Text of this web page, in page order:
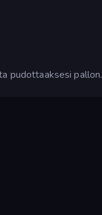
pudottaaksesi pallon.